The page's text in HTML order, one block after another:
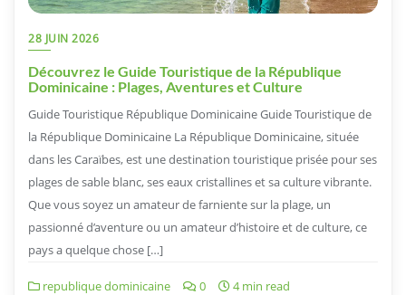
28 JUIN 2026
Découvrez le Guide Touristique de la République
Dominicaine : Plages, Aventures et Culture
Guide Touristique République Dominicaine Guide Touristique de
la République Dominicaine La République Dominicaine, située
dans les Caraïbes, est une destination touristique prisée pour ses
plages de sable blanc, ses eaux cristallines et sa culture vibrante.
Que vous soyez un amateur de farniente sur la plage, un
passionné d’aventure ou un amateur d’histoire et de culture, ce
pays a quelque chose […]
republique dominicaine 0 4 min read